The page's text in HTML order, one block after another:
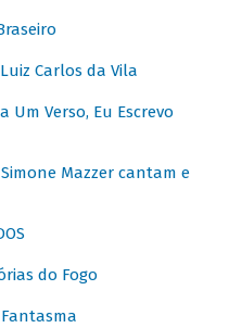
Carlos da Vila
Um Verso, Eu Escrevo
Mazzer cantam e
do Fogo